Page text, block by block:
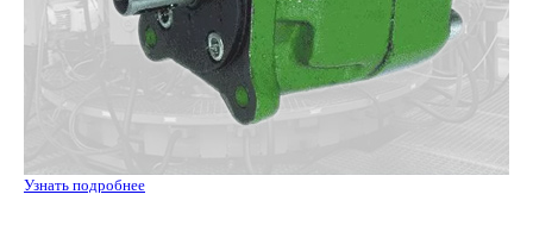
Узнать подробнее